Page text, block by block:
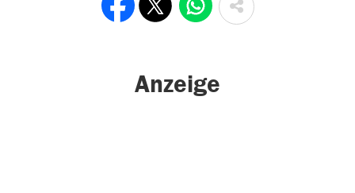
Anzeige